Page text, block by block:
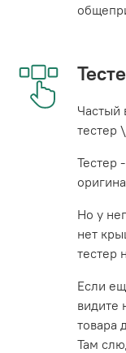
Частый
тестер
Тестер
Но у
нет
тестер
Если
видите
товара
Там